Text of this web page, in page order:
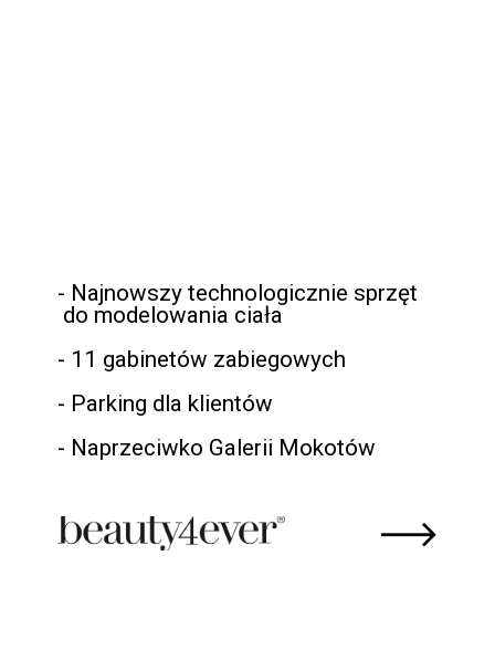
- Najnowszy technologicznie sprzęt
do modelowania ciała
- 11 gabinetów zabiegowych
- Parking dla klientów
- Naprzeciwko Galerii Mokotów